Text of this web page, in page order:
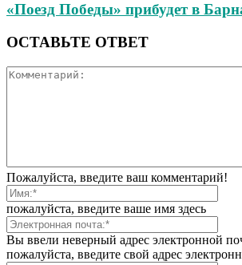
«Поезд Победы» прибудет в
ОСТАВЬТЕ ОТВЕТ
Пожалуйста, введите ваш комментарий!
пожалуйста, введите ваше имя здесь
Вы ввели неверный адрес электронной
пожалуйста, введите свой адрес